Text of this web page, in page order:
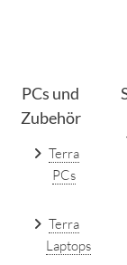
PCs und
Zubehör
Terra
PCs
Terra
Laptops